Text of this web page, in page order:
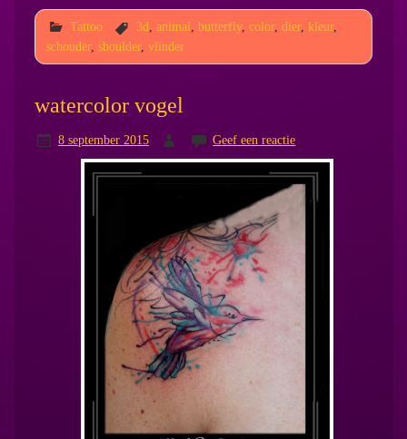
Tattoo 3d animal butterfly, color, dier, kleur,
schouder, shoulder, vlinder
watercolor vogel
8 september 2015 Geef een reactie